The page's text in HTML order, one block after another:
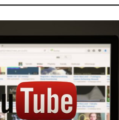
w przemyśle technologicznym